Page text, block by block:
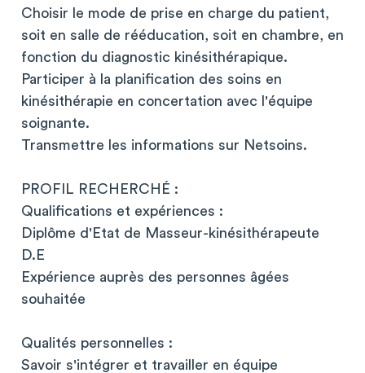
Choisir le mode de prise en charge du patient,
soit en salle de rééducation, soit en chambre, en
fonction du diagnostic kinésithérapique.
Participer à la planification des soins en
kinésithérapie en concertation avec l'équipe
soignante.
Transmettre les informations sur Netsoins.
PROFIL RECHERCHÉ :
Qualifications et expériences :
Diplôme d'Etat de Masseur-kinésithérapeute
D.E
Expérience auprès des personnes âgées
souhaitée
Qualités personnelles :
Savoir s'intégrer et travailler en équipe